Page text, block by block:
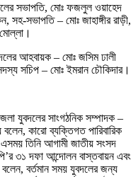
সভাপতি, মোঃ ফজলুল ওয়াহেদ
সহ-সভাপতি – মোঃ জাহাঙ্গীর রাড়ী,
আহবায়ক – মোঃ জসিম ঢালী
সচিপ – মোঃ ইমরান চৌকিদার।
যুবদলের সাংগঠনিক সম্পাদক –
কারো ব্যক্তিগত পারিবারিক
এসময় তিনি আগামী জাতীয় সংসদ
৩১ দফা আন্দোলন বাস্তবায়ন এবং
বর্তমান সময় যুবদলের জন্য